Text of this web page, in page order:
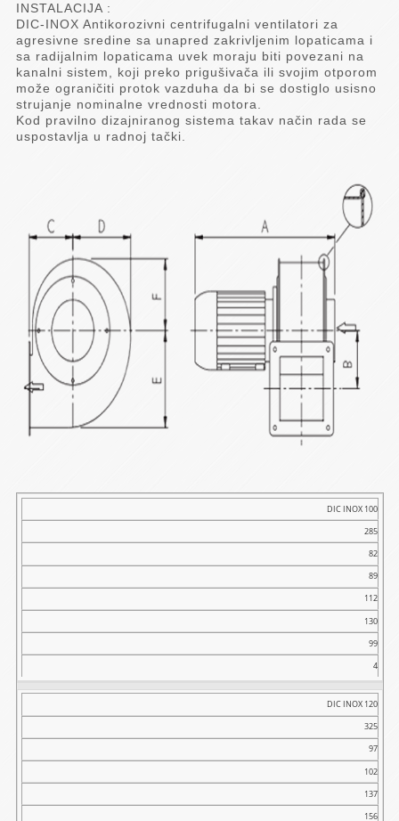
INSTALACIJA :
DIC-INOX Antikorozivni centrifugalni ventilatori za
agresivne sredine sa unapred zakrivljenim lopaticama i
sa radijalnim lopaticama uvek moraju biti povezani na
kanalni sistem, koji preko prigušivača ili svojim otporom
može ograničiti protok vazduha da bi se dostiglo usisno
strujanje nominalne vrednosti motora.
Kod pravilno dizajniranog sistema takav način rada se
uspostavlja u radnoj tački.
C
D
E
kg
DIC INOX 100
285
82
89
112
130
99
4
DIC INOX 120
325
97
102
137
156